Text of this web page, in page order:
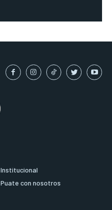
Institucional
Puate con nosotros